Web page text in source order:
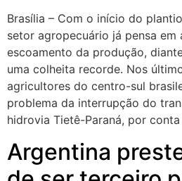
Brasília – Com o início do
setor agropecuário já pensa em
escoamento da produção,
uma colheita recorde. Nos
agricultores do centro-sul
problema da interrupção do
hidrovia Tietê-Paraná, por
Argentina